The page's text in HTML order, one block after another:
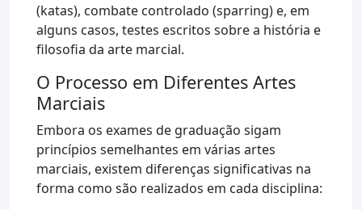
(katas), combate controlado (sparring) e, em
alguns casos, testes escritos sobre a história e
filosofia da arte marcial.
O Processo em Diferentes Artes
Marciais
Embora os exames de graduação sigam
princípios semelhantes em várias artes
marciais, existem diferenças significativas na
forma como são realizados em cada disciplina: